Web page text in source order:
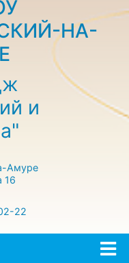
НА-
и
Амуре
16